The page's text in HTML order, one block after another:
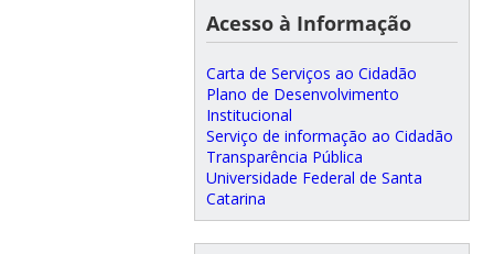
Acesso à Informação
Carta de Serviços ao Cidadão
Plano de Desenvolvimento
Institucional
Serviço de informação ao Cidadão
Transparência Pública
Universidade Federal de Santa
Catarina